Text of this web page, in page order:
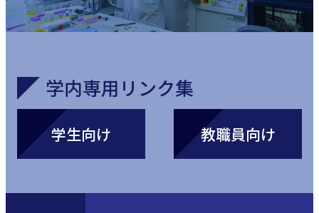
学内専用リンク集
学生向け 教職員向け